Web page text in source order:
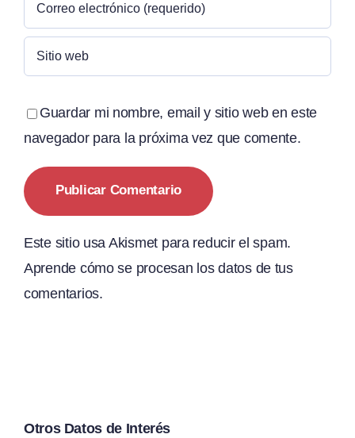
Guardar mi nombre, email y sitio web en este
navegador para la próxima vez que comente.
Este sitio usa Akismet para reducir el spam.
Aprende cómo se procesan los datos de tus
comentarios.
Otros Datos de Interés